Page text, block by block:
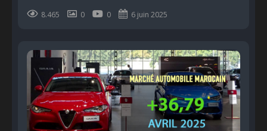
8.465 0 0 6 juin 2025